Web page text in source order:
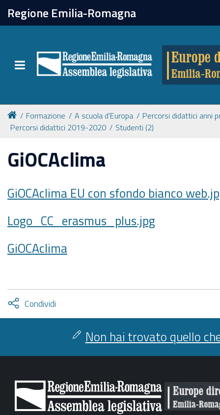
Regione Emilia-Romagna
Toggle navigation
chiudi
Attività
Formazione
Formazione A scuola d'Europa
Percorsi didattici anni
Percorsi didattici 2019-2020
Studenti (2)
GiOCAclima
GiOCAclima EU con sfondo bianco
Logo_CC_erasmus_plus.jpg
GiOCAclima
Condividi
facebook
twitter
Attiva
condividi
Non hai trovato quello